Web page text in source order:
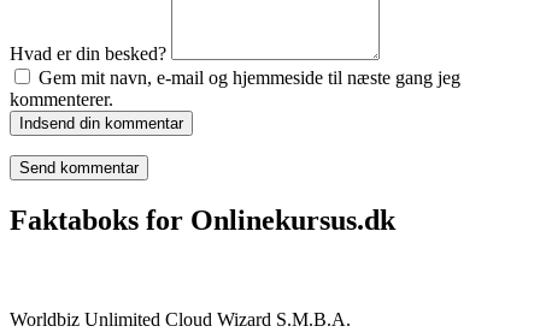
Hvad er din besked?
Gem mit navn, e-mail og hjemmeside til næste gang jeg
kommenterer.
Indsend din kommentar
Faktaboks for Onlinekursus.dk
Worldbiz Unlimited Cloud Wizard S.M.B.A.